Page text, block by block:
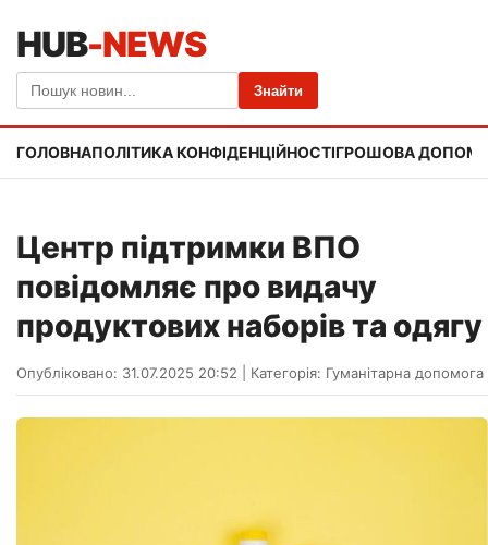
HUB-NEWS
Знайти
ГОЛОВНАПОЛІТИКА КОНФІДЕНЦІЙНОСТІГРОШОВА
Центр підтримки ВПО
повідомляє про видачу
продуктових наборів та одягу
Опубліковано: 31.07.2025 20:52 Категорія: Гуманітарна допомога